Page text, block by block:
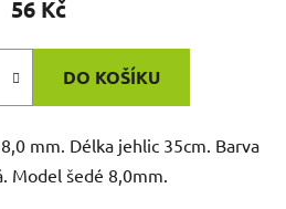
56 Kč
DO KOŠÍKU
mm. Délka jehlic 35cm. Barva
Model šedé 8,0mm.